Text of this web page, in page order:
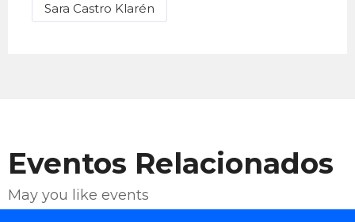
Enviar Correo
Sara Castro Klarén
Eventos Relacionados
May you like events